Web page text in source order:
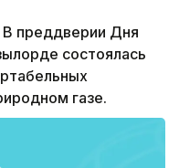
Дня
состоялась
газе.